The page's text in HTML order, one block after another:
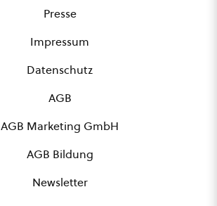
Presse
Impressum
Datenschutz
AGB
AGB Marketing GmbH
AGB Bildung
Newsletter